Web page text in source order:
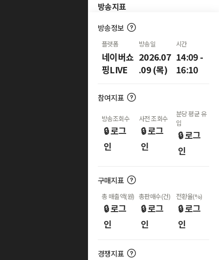
방송지표
방송정보
플랫폼
네이버쇼
핑LIVE
방송일
2026.07
.09 (목)
시간
14:09 -
16:10
참여지표
방송조회수
🔒 로그
인
사전 조회수
🔒 로그
인
분당 평균 유
입
🔒 로그
인
구매지표
총 매출액(원)
🔒 로그
인
총판매수(건)
🔒 로그
인
전환율(%)
🔒 로그
인
경쟁지표